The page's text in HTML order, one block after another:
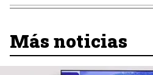
Más noticias